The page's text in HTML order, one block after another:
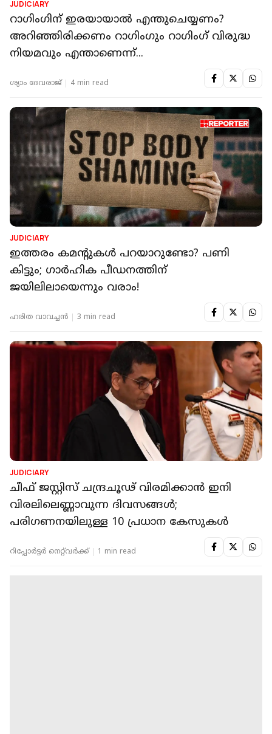
JUDICIARY
റാഗിംഗിന് ഇരയായാൽ എന്തുചെയ്യണം?
അറിഞ്ഞിരിക്കണം റാഗിംഗും റാഗിംഗ് വിരുദ്ധ
നിയമവും എന്താണെന്ന്...
ശ്യാം ദേവരാജ് 4 min read
JUDICIARY
ഇത്തരം കമന്റുകൾ പറയാറുണ്ടോ? പണി
കിട്ടും; ഗാര്‍ഹിക പീഡനത്തിന്
ജയിലിലായെന്നും വരാം!
ഹരിത വാവച്ചന്‍ 3 min read
JUDICIARY
ചീഫ് ജസ്റ്റിസ് ചന്ദ്രചൂഢ് വിരമിക്കാൻ ഇനി
വിരലിലെണ്ണാവുന്ന ദിവസങ്ങൾ;
പരിഗണനയിലുള്ള 10 പ്രധാന കേസുകൾ
റിപ്പോർട്ടർ നെറ്റ്‌വര്‍ക്ക്‌ 1 min read